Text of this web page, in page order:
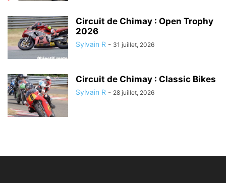
Circuit de Chimay : Open Trophy
2026
Sylvain R - 31 juillet, 2026
Circuit de Chimay : Classic Bikes
Sylvain R - 28 juillet, 2026